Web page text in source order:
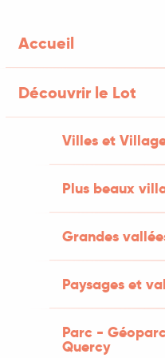
Accueil
Découvrir le Lot
Villes et
Plus beaux
Grandes
Paysages et
Parc -
Quercy
- Les trois mousquetaires
Les trois
de Louisotte, 1294 route